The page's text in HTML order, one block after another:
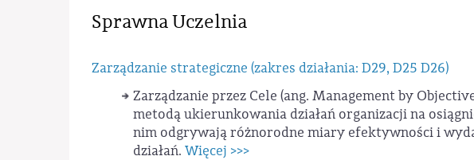
Sprawna Uczelnia
Zarządzanie strategiczne (zakres działania: D29, D25 D26)
Zarządzanie przez Cele (ang. Management by
metodą ukierunkowania działań organizacji na
nim odgrywają różnorodne miary efektywności i
działań.Więcej >>>